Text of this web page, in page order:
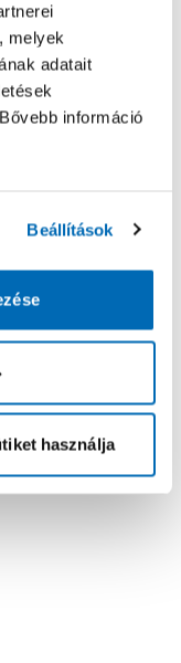
melyek
adatait
információ
Beállítások
használja